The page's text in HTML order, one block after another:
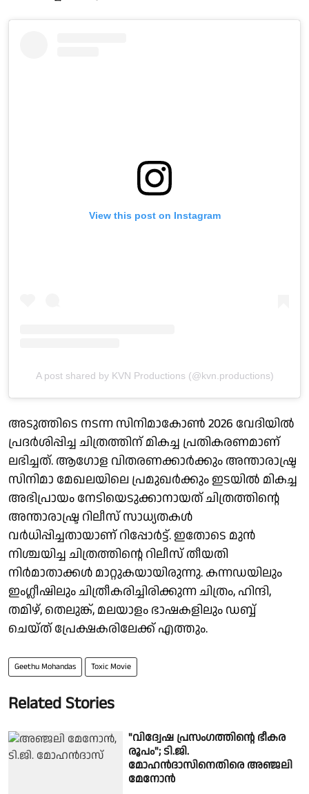
View this post on Instagram
A post shared by KVN Productions (@kvn.productions)
അടുത്തിടെ നടന്ന സിനിമാകോൺ 2026 വേദിയിൽ
പ്രദർശിപ്പിച്ച ചിത്രത്തിന് മികച്ച പ്രതികരണമാണ്
ലഭിച്ചത്. ആഗോള വിതരണക്കാർക്കും അന്താരാഷ്ട്ര
സിനിമാ മേഖലയിലെ പ്രമുഖർക്കും ഇടയിൽ മികച്ച
അഭിപ്രായം നേടിയെടുക്കാനായത് ചിത്രത്തിന്റെ
അന്താരാഷ്ട്ര റിലീസ് സാധ്യതകൾ
വർധിപ്പിച്ചതായാണ് റിപ്പോർട്ട്. ഇതോടെ മുൻ
നിശ്ചയിച്ച ചിത്രത്തിന്റെ റിലീസ് തീയതി
നിർമാതാക്കൾ മാറ്റുകയായിരുന്നു. കന്നഡയിലും
ഇംഗ്ലീഷിലും ചിത്രീകരിച്ചിരിക്കുന്ന ചിത്രം, ഹിന്ദി,
തമിഴ്, തെലുങ്ക്, മലയാളം ഭാഷകളിലും ഡബ്ബ്
ചെയ്ത് പ്രേക്ഷകരിലേക്ക് എത്തും.
Geethu Mohandas Toxic Movie
Related Stories
"വിദ്വേഷ പ്രസംഗത്തിന്റെ ഭീകര
രൂപം"; ടി.ജി.
മോഹൻദാസിനെതിരെ അഞ്ജലി
മേനോൻ